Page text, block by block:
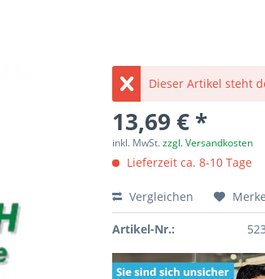
Dieser Artikel steht
13,69 € *
inkl. MwSt.zzgl. Versandkosten
Lieferzeit ca. 8-10 Tage
Vergleichen
Artikel-Nr.: